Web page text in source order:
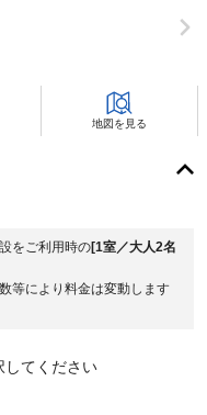
地図を見る
をご利用時の[1室／大人2名
等により料金は変動します
してください